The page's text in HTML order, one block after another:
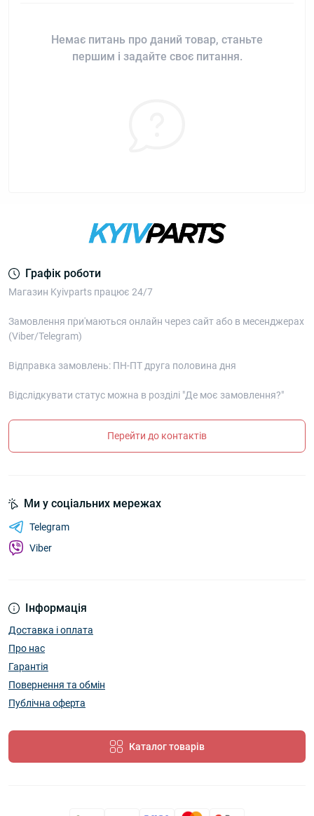
Немає питань про даний товар, станьте
першим і задайте своє питання.
Графік роботи
Магазин Kyivparts працює 24/7
Замовлення при'маються онлайн через сайт або в месенджерах
(Viber/Telegram)
Відправка замовлень: ПН-ПТ друга половина дня
Відслідкувати статус можна в розділі "Де моє замовлення?"
Перейти до контактів
Інформація
Доставка і оплата
Про нас
Гарантія
Повернення та обмін
Публічна оферта
Каталог товарів
Ми у соціальних мережах
Telegram
Viber